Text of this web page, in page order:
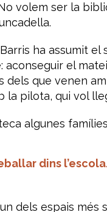
volem ser la
ha assumit
aconseguir el
dels que venen
pilota, qui vol
algunes
dins
dels espais més